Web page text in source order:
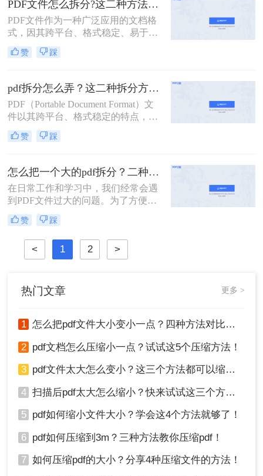
份。
PDF文件怎么拆分?这二种方法教你轻松拆分!
PDF文件作为一种广泛应用的文档格
式，因其跨平台、格式稳定、易于打
印等优点，在办公、学习等领域得到
了广泛的使用。然而，有时我们可能
地管理和使用其中的内容。那么PDF
文件怎么拆分呢？本文将详细介绍
PDF文件拆分的方法和步骤，帮助读
者轻松实现PDF文件的拆分操作。
赞 踩
pdf拆分怎么弄？这二种拆分方法看看！
PDF（Portable Document Format）文
件以其跨平台、格式稳定的特点，在
办公、学习等领域得到了广泛应用。
然而，有时我们需要对PDF文件进行
内容。本文将详细介绍pdf拆分怎么弄
的方法，帮助读者轻松完成这一操
作。
赞 踩
怎么把一个大的pdf拆分？二种pdf拆分方法看一看！
在日常工作和学习中，我们经常会遇
到PDF文件过大的问题。为了方便管
理和使用，有时需要将大型PDF文件
拆分成多个较小的文件。那么怎么把
一个大的pdf拆分呢？本文将为您介绍
两种实用的拆分大型PDF文件的方
法，帮助您轻松应对这一需求。
赞 踩
< 1 2 >
热门文章 更多 >
1 怎么把pdf文件大小变小一点？四种方法对比，一看就懂！
2 pdf文档怎么压缩小一点？试试这5个压缩方法！
3 pdf文件太大怎么变小？这三个方法都可以缩小！
4 扫描后pdf太大怎么缩小？快来试试这三个方法！
5 pdf如何缩小文件大小？学会这4个方法就够了！
6 pdf如何压缩到3m？三种方法教你压缩pdf！
7 如何压缩pdf的大小？分享4种压缩文件的方法！